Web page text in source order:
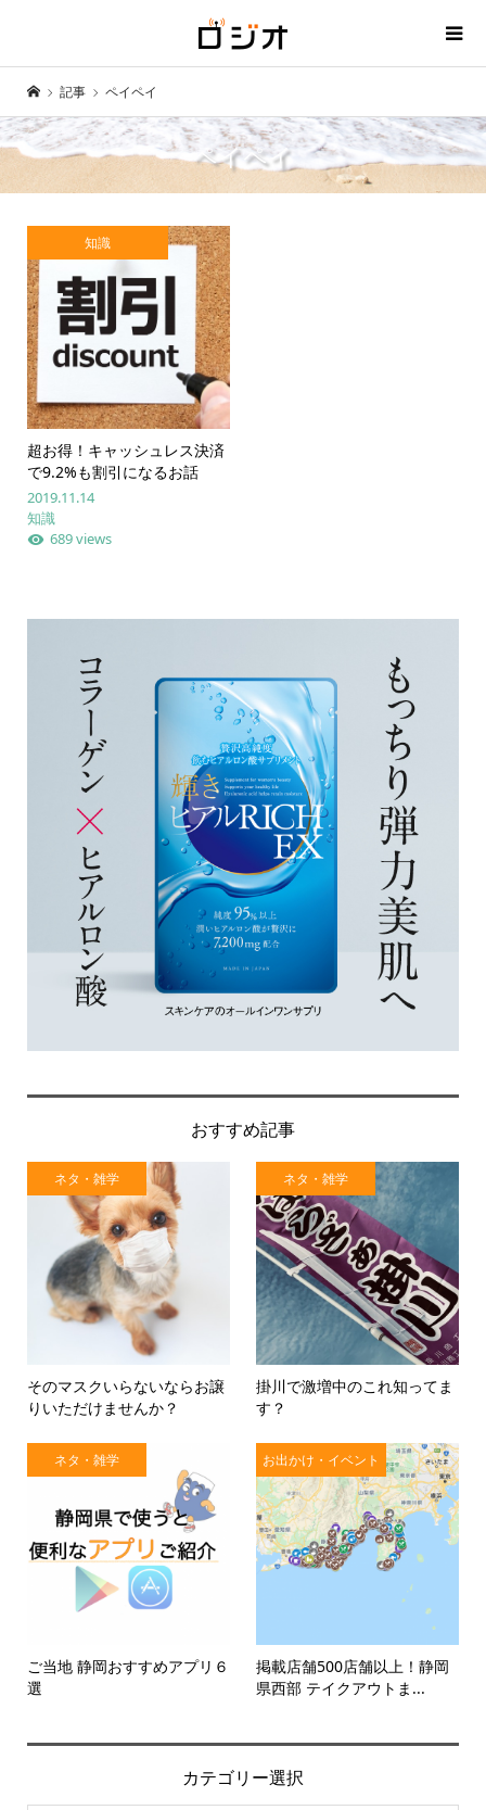
記事 ペイペイ
ペイペイ
知識
超お得！キャッシュレス決済
で9.2%も割引になるお話
2019.11.14
知識
689 views
おすすめ記事
ネタ・雑学
そのマスクいらないならお譲
りいただけませんか？
ネタ・雑学
掛川で激増中のこれ知ってま
す？
ネタ・雑学
ご当地 静岡おすすめアプリ６
選
お出かけ・イベント
掲載店舗500店舗以上！静岡
県西部 テイクアウトま...
カテゴリー選択